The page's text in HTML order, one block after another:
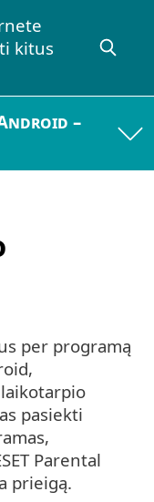
–
per programą
pasiekti
Parental
prieigą.